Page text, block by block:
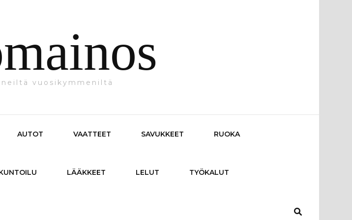
vuosikymmeniltä
AUTOT VAATTEET SAVUKKEET RUOKA
LÄÄKKEET LELUT TYÖKALUT